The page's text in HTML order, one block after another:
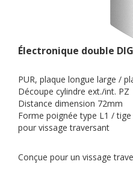
Électronique double
PUR, plaque longue large /
Découpe cylindre ext./int. PZ
Distance dimension 72mm
Forme poignée type L1 /
pour vissage traversant
Conçue pour un vissage